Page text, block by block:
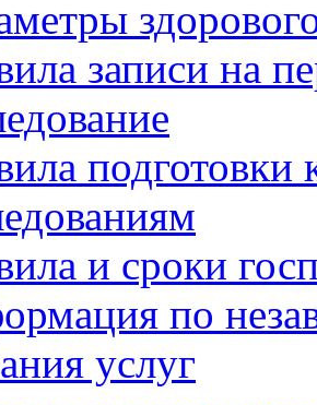
записи на
подготовки
и сроки
по
услуг